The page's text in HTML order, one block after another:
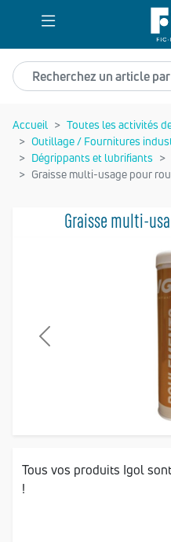
Recherchez un article
Accueil
Toutes les activités
Outillage / Fournitures
Dégrippants et lubrifiants
Graisse multi-usage pour
Graisse multi-
Previous
Tous vos produits Igol
!